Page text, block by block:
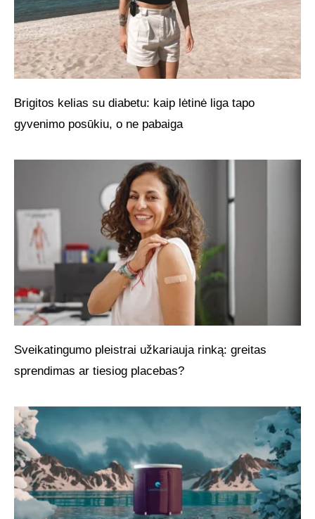
Brigitos kelias su diabetu: kaip lėtinė liga tapo
gyvenimo posūkiu, o ne pabaiga
Sveikatingumo pleistrai užkariauja rinką: greitas
sprendimas ar tiesiog placebas?